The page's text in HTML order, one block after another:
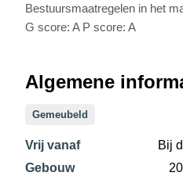
Bestuursmaatregelen in het
G score: A P score: A
Algemene
Gemeubeld
Vrij vanaf
Bij
Gebouw